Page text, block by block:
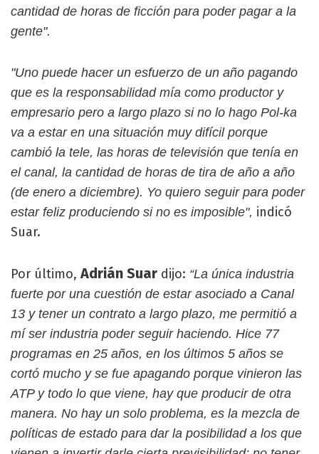
cantidad de horas de ficción para poder pagar a la
gente".
"Uno puede hacer un esfuerzo de un año pagando
que es la responsabilidad mía como productor y
empresario pero a largo plazo si no lo hago Pol-ka
va a estar en una situación muy difícil porque
cambió la tele, las horas de televisión que tenía en
el canal, la cantidad de horas de tira de año a año
(de enero a diciembre). Yo quiero seguir para poder
estar feliz produciendo si no es imposible", indicó
Suar.
Por último,Adrián Suar dijo: “La única industria
fuerte por una cuestión de estar asociado a Canal
13 y tener un contrato a largo plazo, me permitió a
mí ser industria poder seguir haciendo. Hice 77
programas en 25 años, en los últimos 5 años se
cortó mucho y se fue apagando porque vinieron las
ATP y todo lo que viene, hay que producir de otra
manera. No hay un solo problema, es la mezcla de
políticas de estado para dar la posibilidad a los que